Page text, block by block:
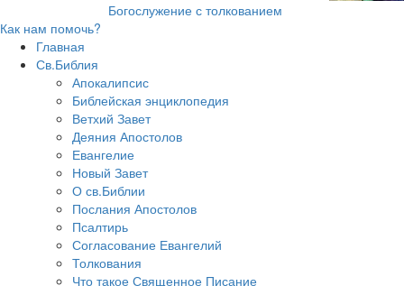
Богослужение с толкованием
Как нам помочь?
Главная
Св.Библия
Апокалипсис
Библейская энциклопедия
Ветхий Завет
Деяния Апостолов
Евангелие
Новый Завет
О св.Библии
Послания Апостолов
Псалтирь
Согласование Евангелий
Толкования
Что такое Священное Писание